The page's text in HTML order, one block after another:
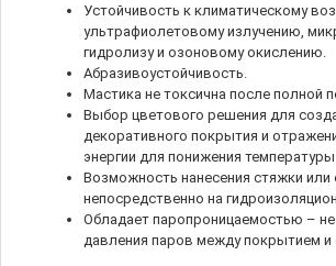
Устойчивость к климатическому
ультрафиолетовому излучению,
гидролизу и озоновому окислению.
Абразивоустойчивость.
Мастика не токсична после полной
Выбор цветового решения для
декоративного покрытия и
энергии для понижения
Возможность нанесения стяжки или
непосредственно на
Обладает паропроницаемостью –
давления паров между покрытием и